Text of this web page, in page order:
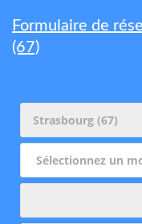
Formulaire de
(67)